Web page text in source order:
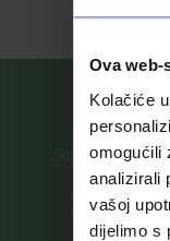
Ova
Kolačiće
omogućili
analizirali
vašoj
dijelimo s
Saznajte prvi za
Prijavite